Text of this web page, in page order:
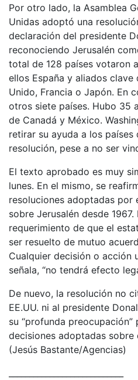
Por otro lado, la Asamblea
Unidas adoptó una
declaración del presidente
reconociendo Jerusalén
total de 128 países votaron
ellos España y aliados clave
Unido, Francia o Japón. En
otros siete países. Hubo 35
de Canadá y México.
retirar su ayuda a los países
resolución, pese a no ser
El texto aprobado es muy
lunes. En el mismo, se
resoluciones adoptadas por
sobre Jerusalén desde
requerimiento de que el
ser resuelto de mutuo
Cualquier decisión o acción
señala, “no tendrá efecto
De nuevo, la resolución no
EE.UU. ni al presidente
su “profunda preocupación”
decisiones adoptadas sobre
(Jesús Bastante/Agencias)